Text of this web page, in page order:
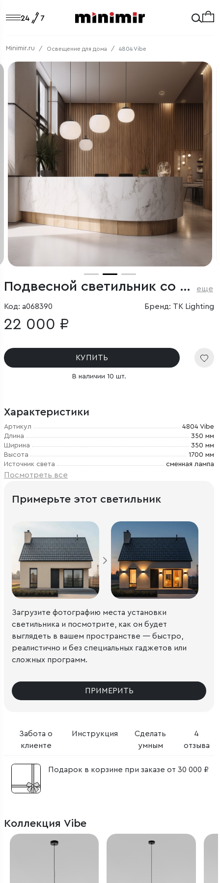
Minimir.ru Освещение для дома 4804 Vibe
Подвесной светильник со стеклянным плафоном еще
Код: a068390 Бренд: TK Lighting
22 000 ₽
КУПИТЬ
В наличии 10 шт.
Характеристики
Артикул
4804 Vibe
Длина
350 мм
Ширина
350 мм
Высота
1700 мм
Источник света
сменная лампа
Посмотреть все
Забота о
клиенте
Инструкция
Сделать
умным
4
отзыва
Подарок в корзине при заказе от 30 000 ₽
Примерьте этот светильник
Загрузите фотографию места установки
светильника и посмотрите, как он будет
выглядеть в вашем пространстве — быстро,
реалистично и без специальных гаджетов или
сложных программ.
ПРИМЕРИТЬ
Коллекция Vibe